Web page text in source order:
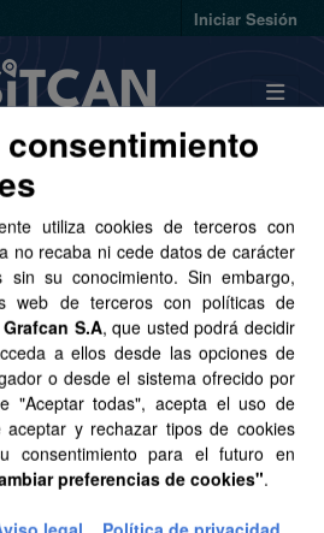
Iniciar Sesión
datos encontrado
SHP
Grupos:
GRAFCAN
utiliza cookies de terceros con
no recaba ni cede datos de carácter
su conocimiento. Sin embargo,
web de terceros con políticas de
Grafcan S.A, que usted podrá decidir
a ellos desde las opciones de
o desde el sistema ofrecido por
"Aceptar todas", acepta el uso de
y rechazar tipos de cookies
consentimiento para el futuro en
preferencias de cookies".